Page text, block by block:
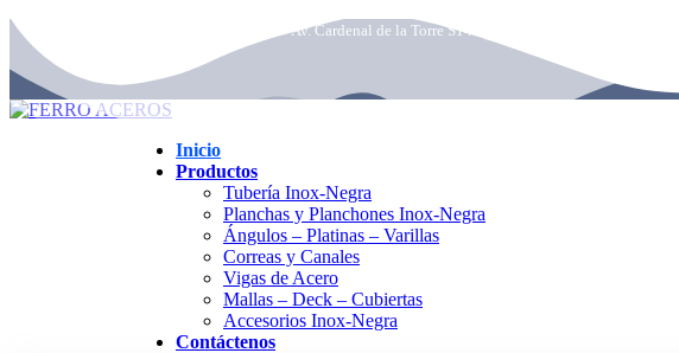
Av. Cardenal de la Torre S14-146 y Rafael Ferrer, Sur de Quito
Inicio
Productos
Tubería Inox-Negra
Planchas y Planchones Inox-Negra
Ángulos – Platinas – Varillas
Correas y Canales
Vigas de Acero
Mallas – Deck – Cubiertas
Accesorios Inox-Negra
Contáctenos